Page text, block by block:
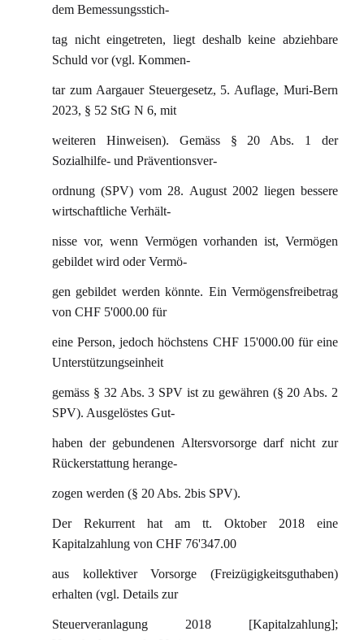
dem Bemessungsstich-
tag nicht eingetreten, liegt deshalb keine abziehbare
Schuld vor (vgl. Kommen-
tar zum Aargauer Steuergesetz, 5. Auflage, Muri-Bern
2023, § 52 StG N 6, mit
weiteren Hinweisen). Gemäss § 20 Abs. 1 der
Sozialhilfe- und Präventionsver-
ordnung (SPV) vom 28. August 2002 liegen bessere
wirtschaftliche Verhält-
nisse vor, wenn Vermögen vorhanden ist, Vermögen
gebildet wird oder Vermö-
gen gebildet werden könnte. Ein Vermögensfreibetrag
von CHF 5'000.00 für
eine Person, jedoch höchstens CHF 15'000.00 für eine
Unterstützungseinheit
gemäss § 32 Abs. 3 SPV ist zu gewähren (§ 20 Abs. 2
SPV). Ausgelöstes Gut-
haben der gebundenen Altersvorsorge darf nicht zur
Rückerstattung herange-
zogen werden (§ 20 Abs. 2bis SPV).
Der Rekurrent hat am tt. Oktober 2018 eine
Kapitalzahlung von CHF 76'347.00
aus kollektiver Vorsorge (Freizügigkeitsguthaben)
erhalten (vgl. Details zur
Steuerveranlagung 2018 [Kapitalzahlung];